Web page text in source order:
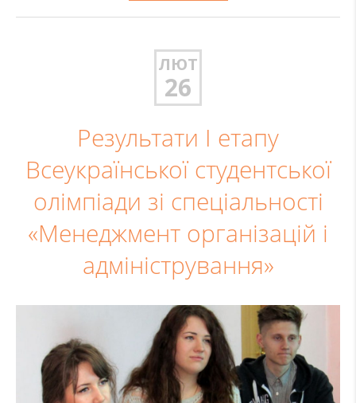
ЛЮТ
26
Результати І етапу
Всеукраїнської студентської
олімпіади зі спеціальності
«Менеджмент організацій і
адміністрування»